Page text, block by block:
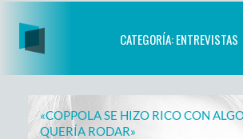
content
CATEGORÍA:ENTREVISTAS
«COPPOLA SE HIZO RICO CON
QUERÍA RODAR»